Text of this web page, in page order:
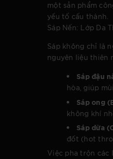
một sản phẩm
yếu tố cấu thành.
Sáp Nến: Lớp Da
Sáp không chỉ là
nguyên liệu thiên
Sáp đậu
hòa, giúp
Sáp ong
không khí
Sáp dừa
đốt (hot
Việc pha trộn các